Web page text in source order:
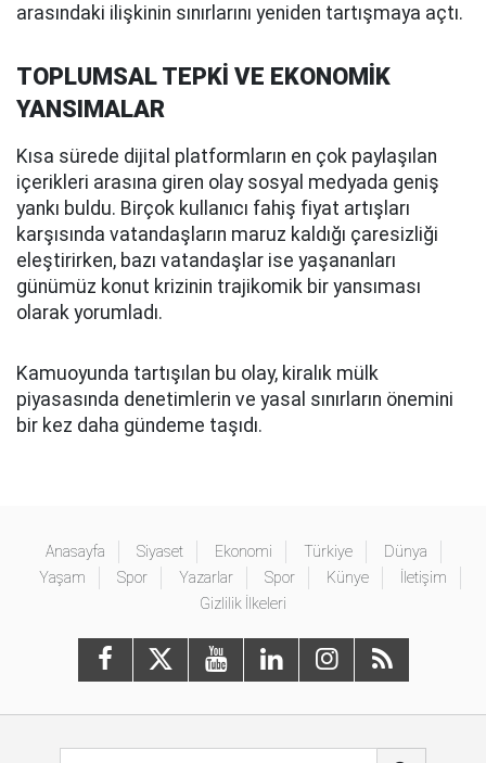
arasındaki ilişkinin sınırlarını yeniden tartışmaya açtı.
TOPLUMSAL TEPKİ VE EKONOMİK
YANSIMALAR
Kısa sürede dijital platformların en çok paylaşılan
içerikleri arasına giren olay sosyal medyada geniş
yankı buldu. Birçok kullanıcı fahiş fiyat artışları
karşısında vatandaşların maruz kaldığı çaresizliği
eleştirirken, bazı vatandaşlar ise yaşananları
günümüz konut krizinin trajikomik bir yansıması
olarak yorumladı.
Kamuoyunda tartışılan bu olay, kiralık mülk
piyasasında denetimlerin ve yasal sınırların önemini
bir kez daha gündeme taşıdı.
Anasayfa Siyaset Ekonomi Türkiye
Dünya
Yaşam
Spor Yazarlar Spor Künye
İletişim
Gizlilik İlkeleri